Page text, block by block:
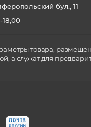
бул., 11
товара,
а служат для